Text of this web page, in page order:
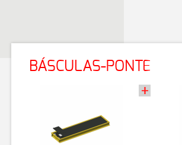
BÁSCULAS-PONTE